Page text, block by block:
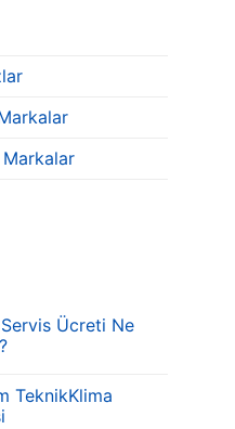
Ücreti Ne
TeknikKlima